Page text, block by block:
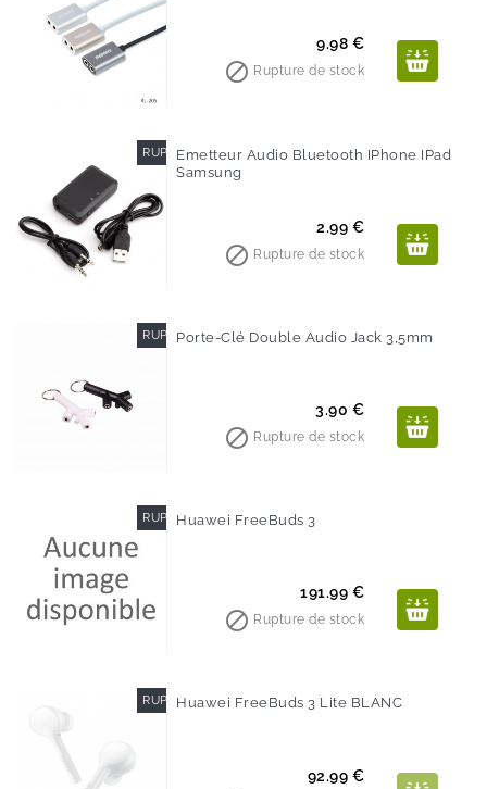
Prix
9.98 €
 Rupture de stock
RUPTURE DE STOCK
Emetteur Audio Bluetooth IPhone IPad
Samsung
Prix
2.99 €
 Rupture de stock
RUPTURE DE STOCK
Porte-Clé Double Audio Jack 3,5mm
Prix
3.90 €
 Rupture de stock
RUPTURE DE STOCK
Huawei FreeBuds 3
Prix
191.99 €
 Rupture de stock
RUPTURE DE STOCK
Huawei FreeBuds 3 Lite BLANC
Prix
92.99 €